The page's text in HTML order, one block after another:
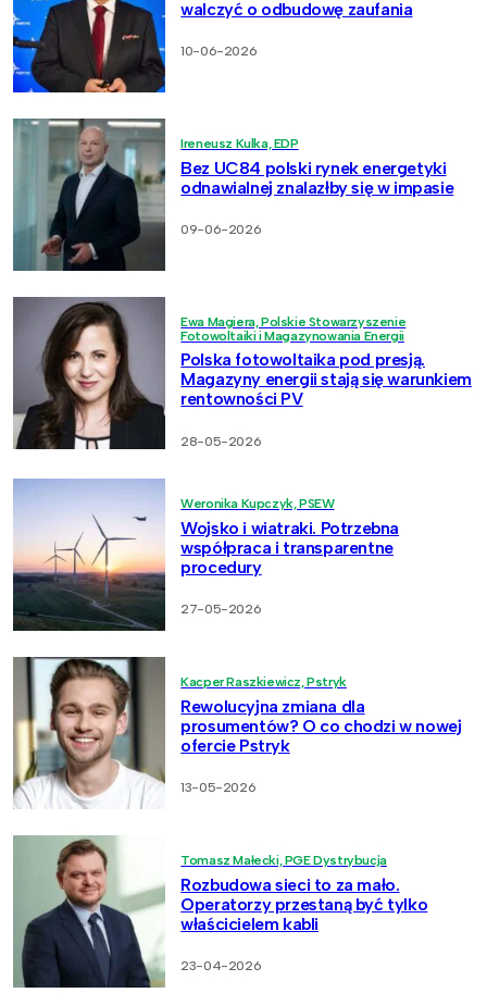
walczyć o odbudowę zaufania
10-06-2026
Ireneusz Kulka, EDP
Bez UC84 polski rynek energetyki
odnawialnej znalazłby się w impasie
09-06-2026
Ewa Magiera, Polskie Stowarzyszenie
Fotowoltaiki i Magazynowania Energii
Polska fotowoltaika pod presją.
Magazyny energii stają się warunkiem
rentowności PV
28-05-2026
Weronika Kupczyk, PSEW
Wojsko i wiatraki. Potrzebna
współpraca i transparentne
procedury
27-05-2026
Kacper Raszkiewicz, Pstryk
Rewolucyjna zmiana dla
prosumentów? O co chodzi w nowej
ofercie Pstryk
13-05-2026
Tomasz Małecki, PGE Dystrybucja
Rozbudowa sieci to za mało.
Operatorzy przestaną być tylko
właścicielem kabli
23-04-2026